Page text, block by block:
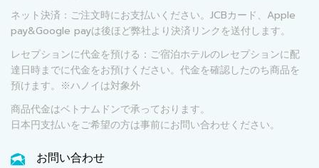
ネット決済：ご注文時にお支払いください。JCBカード、Apple
pay&Google payは後ほど弊社より決済リンクを送付します。
レセプションに代金を預ける：ご宿泊ホテルのレセプションに配
達日時までに代金をお預けください。代金を確認したのち商品を
預けます。※ハノイは対象外
商品代金はベトナムドンで承っております。
日本円支払いをご希望の方は事前にお問い合わせください。
お問い合わせ